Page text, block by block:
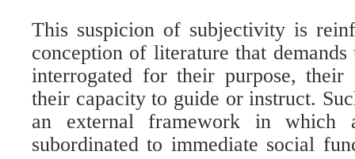
This suspicion of subjectivity is
conception of literature that demands
interrogated for their purpose, their
their capacity to guide or instruct.
an external framework in which
subordinated to immediate social